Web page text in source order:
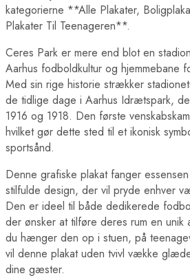
kategorierne **Alle Plakater,
Plakater Til Teenageren**.
Ceres Park er mere end blot en
Aarhus fodboldkultur og hjemmebane
Med sin rige historie strækker
de tidlige dage i Aarhus Idrætspark,
1916 og 1918. Den første
hvilket gør dette sted til et ikonisk
sportsånd.
Denne grafiske plakat fanger
stilfulde design, der vil pryde enhver
Den er ideel til både dedikerede
der ønsker at tilføre deres rum en unik
du hænger den op i stuen, på
vil denne plakat uden tvivl vække
dine gæster.